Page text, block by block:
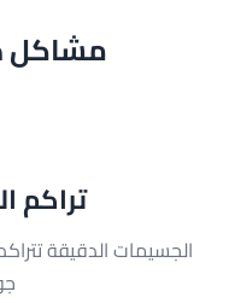
مشاكل
تراكم
الجسيمات الدقيقة